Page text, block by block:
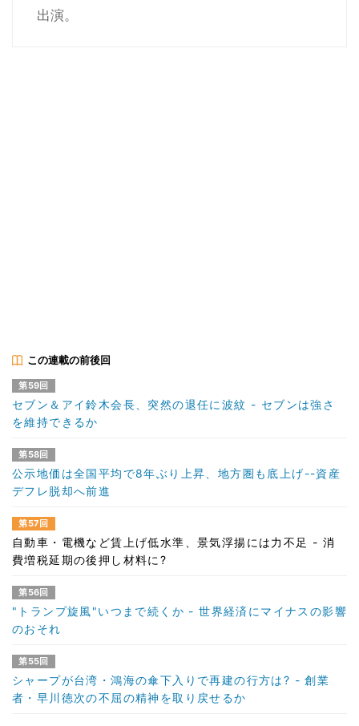
出演。
この連載の前後回
第59回
セブン＆アイ鈴木会長、突然の退任に波紋 - セブンは強さ
を維持できるか
第58回
公示地価は全国平均で8年ぶり上昇、地方圏も底上げ--資産
デフレ脱却へ前進
第57回
自動車・電機など賃上げ低水準、景気浮揚には力不足 - 消
費増税延期の後押し材料に?
第56回
"トランプ旋風"いつまで続くか - 世界経済にマイナスの影響
のおそれ
第55回
シャープが台湾・鴻海の傘下入りで再建の行方は? - 創業
者・早川徳次の不屈の精神を取り戻せるか